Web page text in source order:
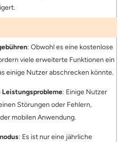
: Obwohl es eine kostenlose
viele erweiterte Funktionen ein
einige Nutzer abschrecken könnte.
: Einige Nutzer
Störungen oder Fehlern,
mobilen Anwendung.
: Es ist nur eine jährliche